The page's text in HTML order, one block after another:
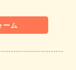
ーム